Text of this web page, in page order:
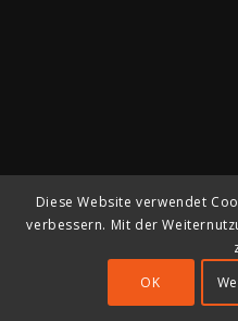
Diese Website verwendet
verbessern. Mit der
OK